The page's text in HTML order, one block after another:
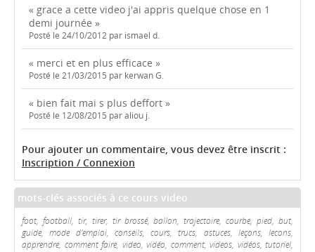
« grace a cette video j'ai appris quelque chose en 1
demi journée »
Posté le 24/10/2012 par ismael d.
« merci et en plus efficace »
Posté le 21/03/2015 par kerwan G.
« bien fait mai s plus deffort »
Posté le 12/08/2015 par aliou j.
Pour ajouter un commentaire, vous devez être inscrit :
Inscription / Connexion
mots-clés associés à ce cours video
foot, football, tir, tirer, tir brossé, ballon, trajectoire, courbe, pied, but,
guide, mode d'emploi, conseils, cours, trucs, astuces, leçons, lecons,
apprendre, comment faire, video, vidéo, comment, videos, vidéos, tutoriel,